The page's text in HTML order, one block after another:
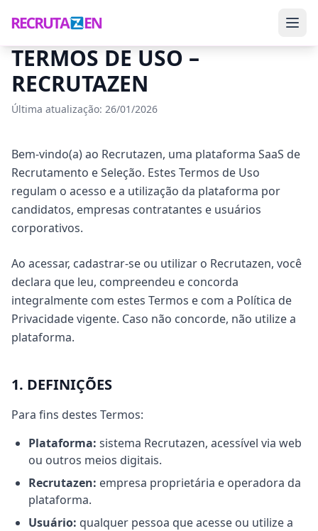
TERMOS DE USO –
RECRUTAZEN
Última atualização: 26/01/2026
Bem-vindo(a) ao Recrutazen, uma plataforma SaaS de
Recrutamento e Seleção. Estes Termos de Uso
regulam o acesso e a utilização da plataforma por
candidatos, empresas contratantes e usuários
corporativos.
Ao acessar, cadastrar-se ou utilizar o Recrutazen, você
declara que leu, compreendeu e concorda
integralmente com estes Termos e com a Política de
Privacidade vigente. Caso não concorde, não utilize a
plataforma.
1. DEFINIÇÕES
Para fins destes Termos:
Plataforma: sistema Recrutazen, acessível via web
ou outros meios digitais.
Recrutazen: empresa proprietária e operadora da
plataforma.
Usuário: qualquer pessoa que acesse ou utilize a